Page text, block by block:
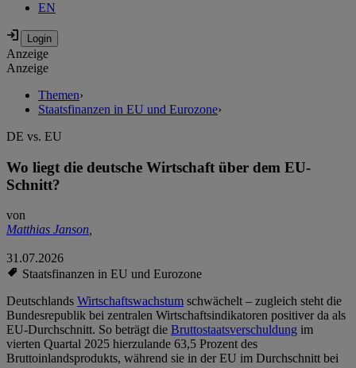
EN
Anzeige
Anzeige
Themen›
Staatsfinanzen in EU und Eurozone›
DE vs. EU
Wo liegt die deutsche Wirtschaft über dem EU-
Schnitt?
von
Matthias Janson,
31.07.2026
Staatsfinanzen in EU und Eurozone
Deutschlands Wirtschaftswachstum schwächelt – zugleich steht die
Bundesrepublik bei zentralen Wirtschaftsindikatoren positiver da als
EU-Durchschnitt. So beträgt die Bruttostaatsverschuldung im
vierten Quartal 2025 hierzulande 63,5 Prozent des
Bruttoinlandsprodukts, während sie in der EU im Durchschnitt bei